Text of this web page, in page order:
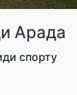
Арада
спорту